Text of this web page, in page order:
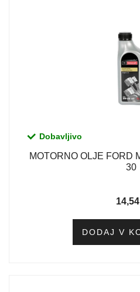
Dobavljivo
MOTORNO OLJE FORD
30
14,54
DODAJ V